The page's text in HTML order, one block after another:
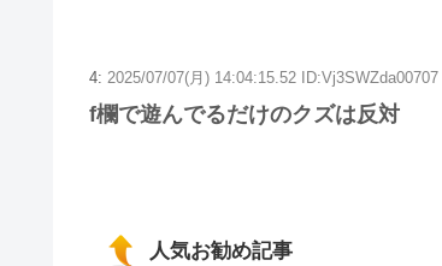
4: 2025/07/07(月) 14:04:15.52 ID:Vj3SWZda00707
f欄で遊んでるだけのクズは反対
人気お勧め記事